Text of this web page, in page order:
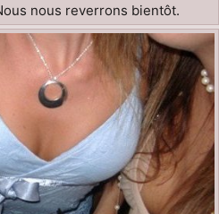
nous reverrons bientôt.